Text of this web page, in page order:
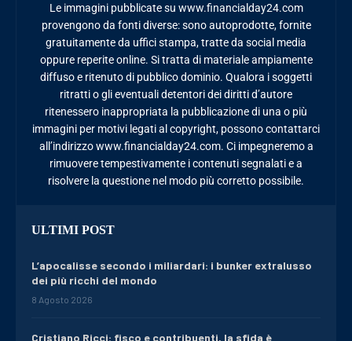
Le immagini pubblicate su www.financialday24.com
provengono da fonti diverse: sono autoprodotte, fornite
gratuitamente da uffici stampa, tratte da social media
oppure reperite online. Si tratta di materiale ampiamente
diffuso e ritenuto di pubblico dominio. Qualora i soggetti
ritratti o gli eventuali detentori dei diritti d’autore
ritenessero inappropriata la pubblicazione di una o più
immagini per motivi legati al copyright, possono contattarci
all’indirizzo www.financialday24.com. Ci impegneremo a
rimuovere tempestivamente i contenuti segnalati e a
risolvere la questione nel modo più corretto possibile.
ULTIMI POST
L’apocalisse secondo i miliardari: i bunker extralusso
dei più ricchi del mondo
8 Agosto 2026
Cristiano Ricci: fisco e contribuenti, la sfida è